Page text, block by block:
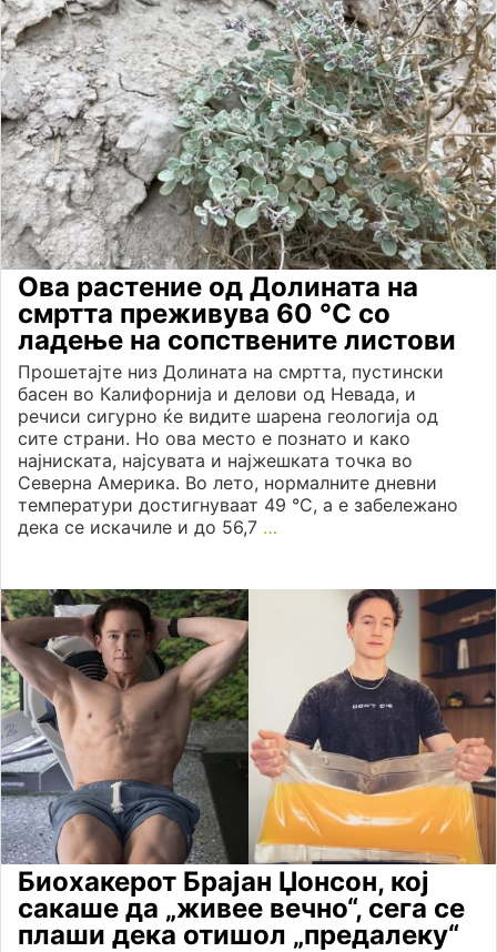
Ова растение од Долината на
смртта преживува 60 °C со
ладење на сопствените листови
Прошетајте низ Долината на смртта, пустински
басен во Калифорнија и делови од Невада, и
речиси сигурно ќе видите шарена геологија од
сите страни. Но ова место е познато и како
најниската, најсувата и најжешката точка во
Северна Америка. Во лето, нормалните дневни
температури достигнуваат 49 °C, а е забележано
дека се искачиле и до 56,7 …
Биохакерот Брајан Џонсон, кој
сакаше да „живее вечно“, сега се
плаши дека отишол „предалеку“